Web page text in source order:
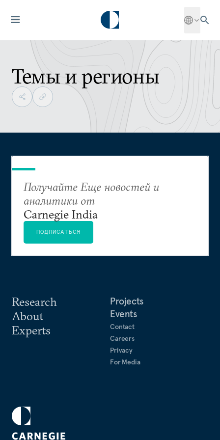
Темы и регионы
Research
About
Experts
Projects
Events
Contact
Careers
Privacy
For Media
Получайте Еще новостей и
аналитики от
Carnegie India
ПОДПИСАТЬСЯ